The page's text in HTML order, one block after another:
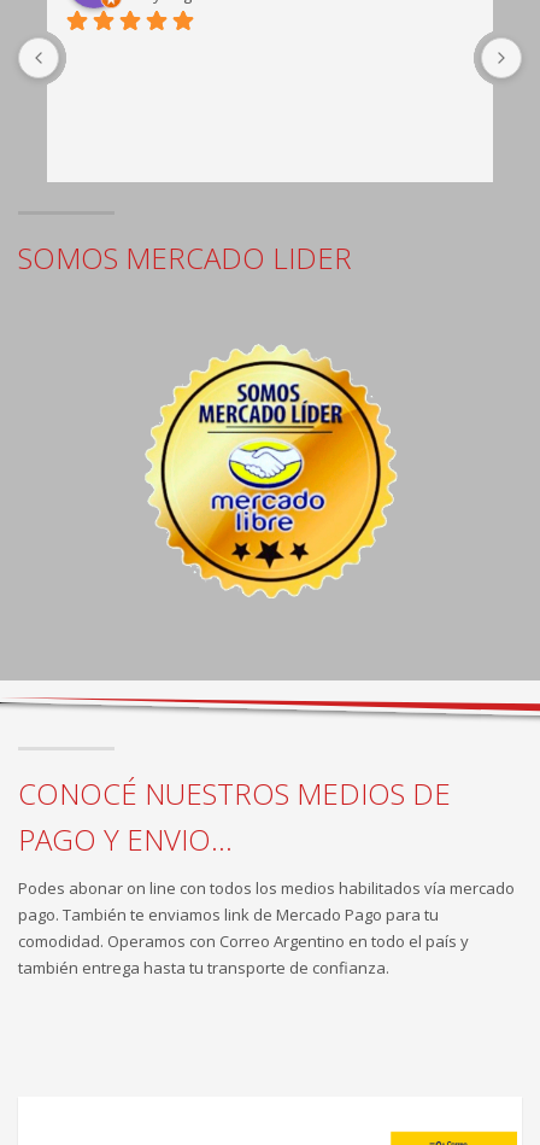
SOMOS MERCADO LIDER
CONOCÉ NUESTROS MEDIOS DE
PAGO Y ENVIO...
Podes abonar on line con todos los medios habilitados vía mercado
pago. También te enviamos link de Mercado Pago para tu
comodidad. Operamos con Correo Argentino en todo el país y
también entrega hasta tu transporte de confianza.